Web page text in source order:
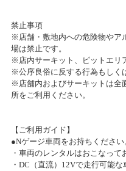
2016/11/28
ニコニコ感謝祭当選者様発表
2015/12/01
2015/10/20
秋のニコニコ感謝祭開催のお知
カテゴリ：キャンペーン
2020「感謝祭」開催のお知らせ
2020/08/08(土)～2020/08/16(日)
カテゴリ：キャンペーン
2019/09/01(日)
カテゴリ：セール
禁止事項
※店舗・敷地内への危険物やア
場は禁止です。
※店内サーキット、ピットエリ
※公序良俗に反する行為もしく
※店舗内およびサーキットは全
所をご利用ください。
【ご利用ガイド】
●Nゲージ車両をお持ちください
・車両のレンタルはおこなって
・DC（直流）12Vで走行可能